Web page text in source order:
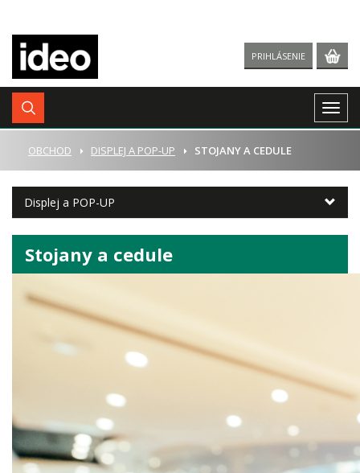
PRIHLÁSENIE
ÚVOD
OBCHOD DISPLEJ A POP-UP STOJANY A CEDULE
Displej a POP-UP
Stojany a cedule